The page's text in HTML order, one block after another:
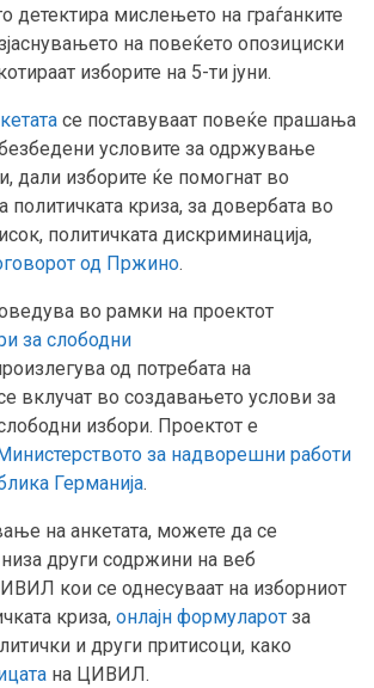
детектира мислењето на граѓанките
на повеќето опозициски
изборите на 5-ти јуни.
се поставуваат повеќе прашања
условите за одржување
дали изборите ќе помогнат во
криза, за довербата во
политичката дискриминација,
од Пржино.
во рамки на проектот
за слободни
од потребата на
вклучат во создавањето услови за
избори. Проектот е
Министерството за надворешни работи
Германија.
на анкетата, можете да се
други содржини на веб
кои се однесуваат на изборниот
криза, онлајн формуларот за
и други притисоци, како
на ЦИВИЛ.